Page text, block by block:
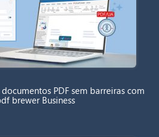
PDF sem barreiras com
brewer Business